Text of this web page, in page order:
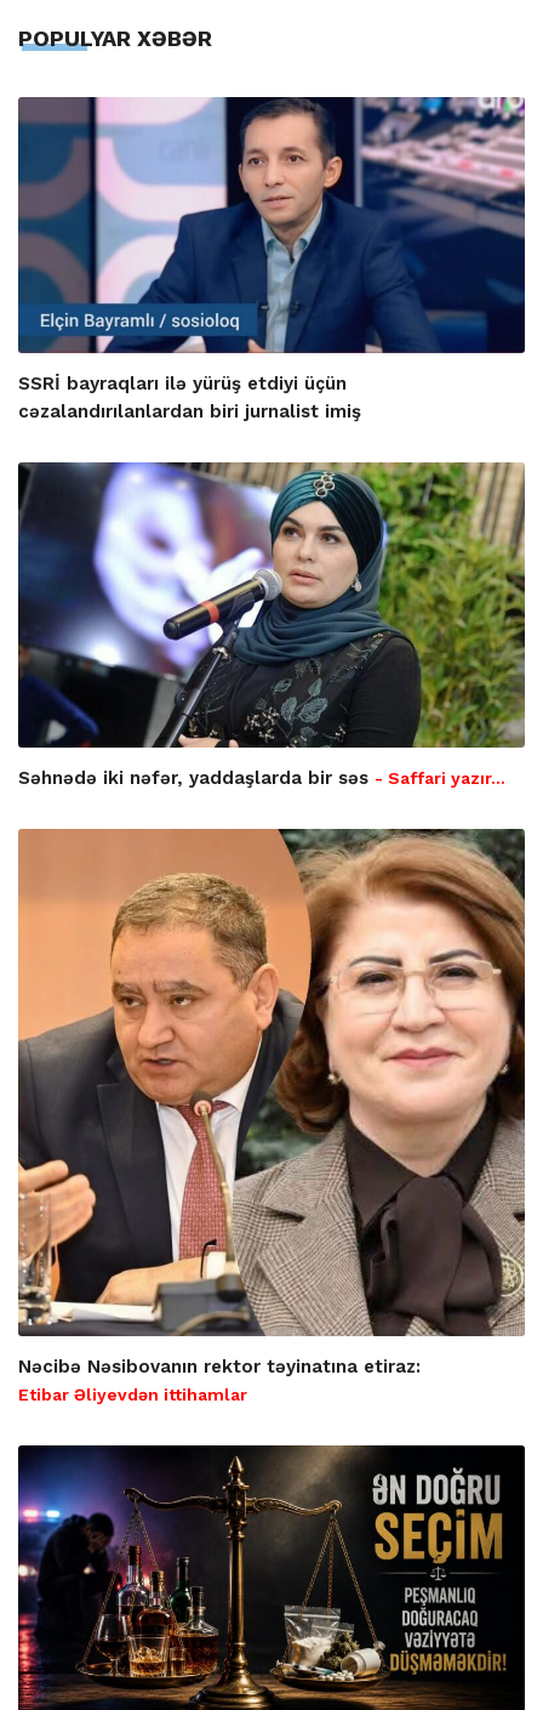
POPULYAR XƏBƏR
SSRİ bayraqları ilə yürüş etdiyi üçün
cəzalandırılanlardan biri jurnalist imiş
Səhnədə iki nəfər, yaddaşlarda bir səs - Saffari yazır…
Nəcibə Nəsibovanın rektor təyinatına etiraz:
Etibar Əliyevdən ittihamlar